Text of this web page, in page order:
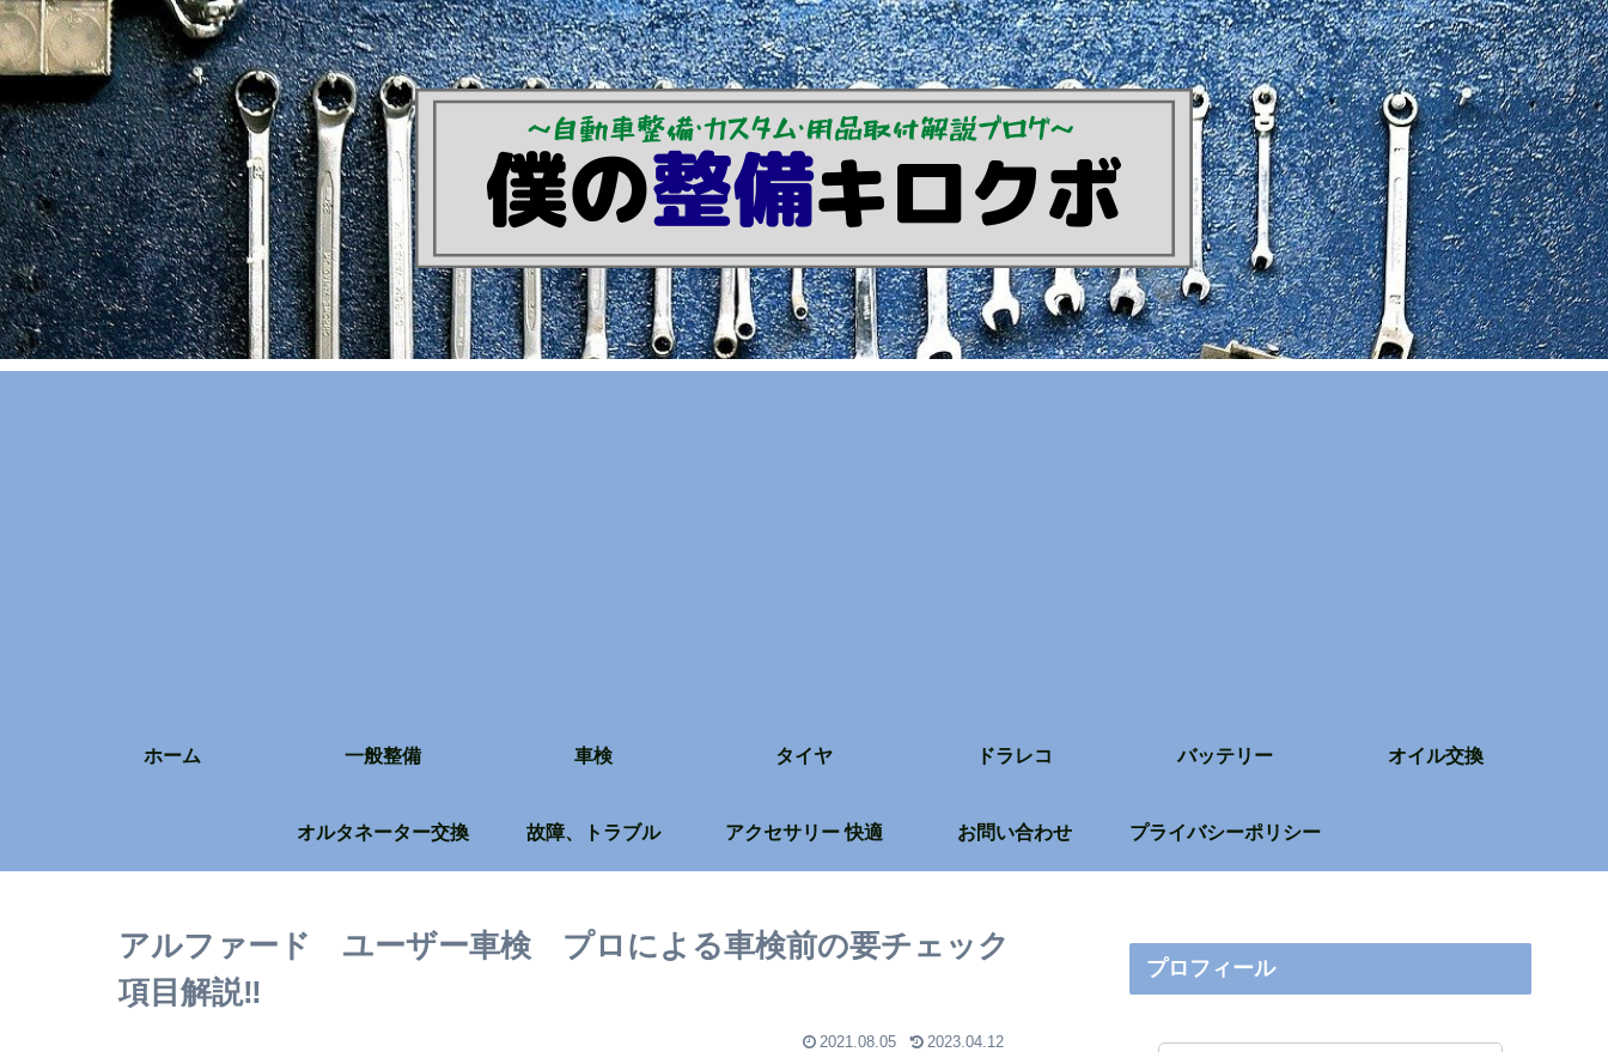
ホーム 一般整備 車検 タイヤ ドラレコ バッテリー オイル交換
オルタネーター交換 故障、トラブル アクセサリー 快適 お問い合わせ プライバシーポリシー
アルファード ユーザー車検 プロによる車検前の要チェック
項目解説‼
2021.08.05 2023.04.12
プロフィール